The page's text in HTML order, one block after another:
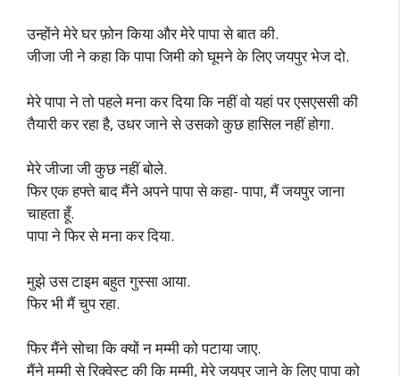
उन्होंने मेरे घर फ़ोन किया और मेरे पापा से बात की.
जीजा जी ने कहा कि पापा जिमी को घूमने के लिए जयपुर भेज दो.
मेरे पापा ने तो पहले मना कर दिया कि नहीं वो यहां पर एसएससी की
तैयारी कर रहा है, उधर जाने से उसको कुछ हासिल नहीं होगा.
मेरे जीजा जी कुछ नहीं बोले.
फिर एक हफ्ते बाद मैंने अपने पापा से कहा- पापा, मैं जयपुर जाना
चाहता हूँ.
पापा ने फिर से मना कर दिया.
मुझे उस टाइम बहुत गुस्सा आया.
फिर भी मैं चुप रहा.
फिर मैंने सोचा कि क्यों न मम्मी को पटाया जाए.
मैंने मम्मी से रिक्वेस्ट की कि मम्मी, मेरे जयपुर जाने के लिए पापा को